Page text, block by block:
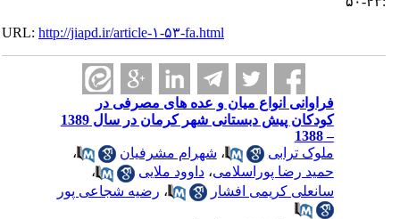
URL:http://jiapd.ir/article-۱-۵۳-fa.html
فراوانی انواع میان و عده های مصرفی در
کودکان پیش دبستانی شهر کرمان در سال 1389
– 1388
ملوک ترابی
،شهرام مشرفیان
،
حمید رضا پوراسلامی،داوود ملایی
،
سانعلی کریمی افشار
،رضیه شجاعی پور